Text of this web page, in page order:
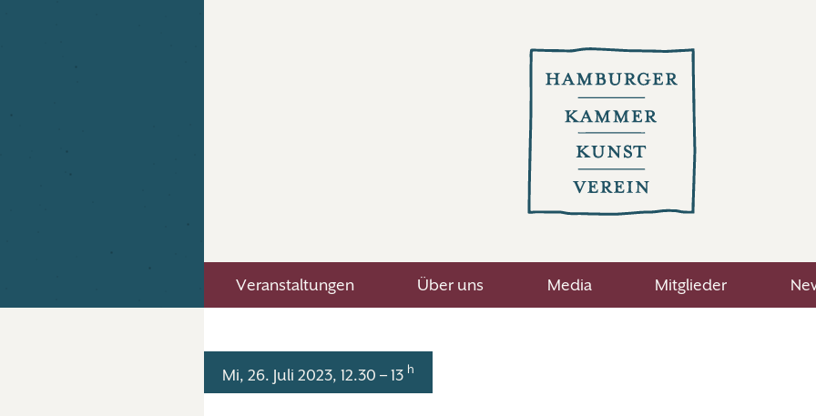
Veranstaltungen Über uns Media Mitglieder
Mi, 26. Juli 2023, 12.30 – 13 h